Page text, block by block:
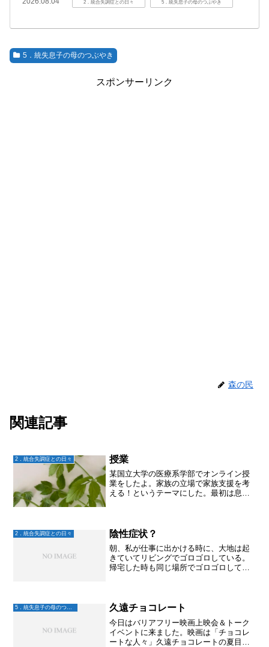
2．統合失調症との日々 5．統失息子の母のつぶやき
5．統失息子の母のつぶやき
スポンサーリンク
森の民
関連記事
2．統合失調症との日々 授業
某国立大学の医療系学部でオンライン授
業をしたよ。家族の立場で家族支援を考
える！というテーマにした。最初は息子
して、なんで？どうしたら...
2．統合失調症との日々 陰性症状？
朝、私が仕事に出かける時に、大地は起
きていてリビングでゴロゴロしている。
帰宅した時も同じ場所でゴロゴロしてい
ァイ減らしてるし。そうい...
5．統失息子の母のつぶやき 久遠チョコレート
今日はバリアフリー映画上映会＆トーク
イベントに来ました。映画は「チョコレ
ートな人々」久遠チョコレートの夏目さ